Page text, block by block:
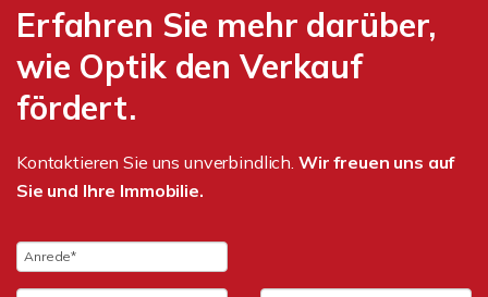
Erfahren Sie mehr darüber,
wie Optik den Verkauf
fördert.
Kontaktieren Sie uns unverbindlich. Wir freuen uns auf
Sie und Ihre Immobilie.